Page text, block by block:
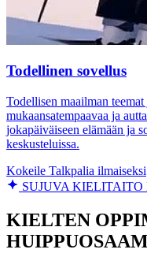
Todellinen sovellus
Todellisen maailman
mukaansatempaavaa ja
jokapäiväiseen elämään ja
keskusteluissa.
Kokeile Talkpalia ilmaiseksi
SUJUVA KIELITAITO
KIELTEN